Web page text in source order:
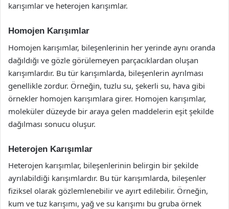
karışımlar ve heterojen karışımlar.
Homojen Karışımlar
Homojen karışımlar, bileşenlerinin her yerinde aynı oranda
dağıldığı ve gözle görülemeyen parçacıklardan oluşan
karışımlardır. Bu tür karışımlarda, bileşenlerin ayrılması
genellikle zordur. Örneğin, tuzlu su, şekerli su, hava gibi
örnekler homojen karışımlara girer. Homojen karışımlar,
moleküler düzeyde bir araya gelen maddelerin eşit şekilde
dağılması sonucu oluşur.
Heterojen Karışımlar
Heterojen karışımlar, bileşenlerinin belirgin bir şekilde
ayrılabildiği karışımlardır. Bu tür karışımlarda, bileşenler
fiziksel olarak gözlemlenebilir ve ayırt edilebilir. Örneğin,
kum ve tuz karışımı, yağ ve su karışımı bu gruba örnek